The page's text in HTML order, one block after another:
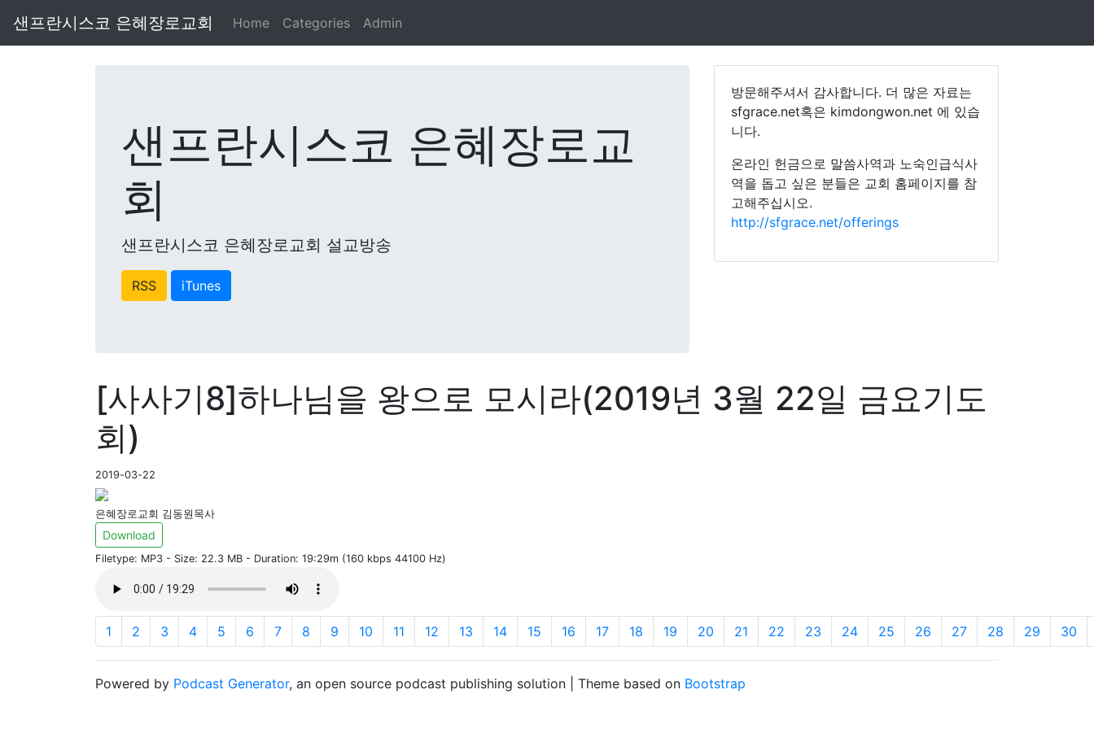
샌프란시스코 은혜장로교회 Home Categories Admin
샌프란시스코 은혜장로교
회
샌프란시스코 은혜장로교회 설교방송
RSS iTunes
방문해주셔서 감사합니다. 더 많은 자료는
sfgrace.net혹은 kimdongwon.net 에 있습
니다.
온라인 헌금으로 말씀사역과 노숙인급식사
역을 돕고 싶은 분들은 교회 홈페이지를 참
고해주십시오.
http://sfgrace.net/offerings
[사사기8]하나님을 왕으로 모시라(2019년 3월 22일 금요기도
회)
2019-03-22
은혜장로교회 김동원목사
Download
Filetype: MP3 - Size: 22.3 MB - Duration: 19:29m (160 kbps 44100 Hz)
1 2 3 4 5 6 7 8 9 10 11 12 13 14 15 16 17 18 19 20 21 22 23 24 25 26 27 28 29 30
Powered by Podcast Generator, an open source podcast publishing solution | Theme based on Bootstrap